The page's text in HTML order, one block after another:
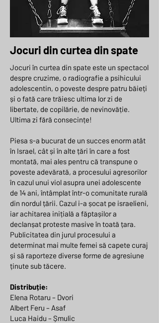
Jocuri din curtea din spate
Jocuri în curtea din spate este un spectacol
despre cruzime, o radiografie a psihicului
adolescentin, o poveste despre patru băieți
și o fată care trăiesc ultima lor zi de
libertate, de copilărie, de nevinovăție.
Ultima zi fără consecințe!
Piesa s-a bucurat de un succes enorm atât
în Israel, cât și în alte țări în care a fost
montată, mai ales pentru că transpune o
poveste adevărată, a procesului agresorilor
în cazul unui viol asupra unei adolescente
de 14 ani, întâmplat într-o comunitate rurală
din nordul țării. Cazul i-a șocat pe israelieni,
iar achitarea inițială a făptașilor a
declanșat proteste masive în toată țara.
Publicitatea din jurul procesului a
determinat mai multe femei să capete curaj
și să raporteze diverse forme de agresiune
ținute sub tăcere.
Distribuție:
Elena Rotaru – Dvori
Albert Feru – Asaf
Luca Haidu – Șmulic